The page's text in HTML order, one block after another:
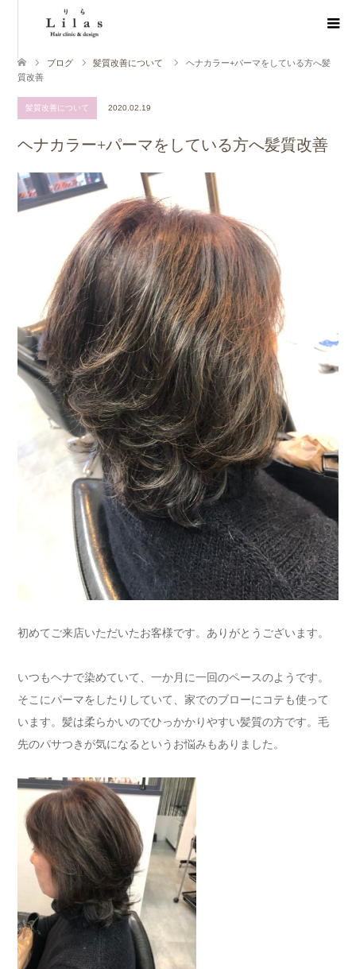
ブログ 髪質改善について
ヘナカラー+パーマをしている方へ髪
質改善
髪質改善について 2020.02.19
ヘナカラー+パーマをしている方へ髪質改善
初めてご来店いただいたお客様です。ありがとうございます。
いつもヘナで染めていて、一か月に一回のペースのようです。
そこにパーマをしたりしていて、家でのブローにコテも使って
います。髪は柔らかいのでひっかかりやすい髪質の方です。毛
先のパサつきが気になるというお悩みもありました。